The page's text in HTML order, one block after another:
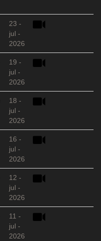
23 -
jul -
2026
19 -
jul -
2026
18 -
jul -
2026
16 -
jul -
2026
12 -
jul -
2026
11 -
jul -
2026